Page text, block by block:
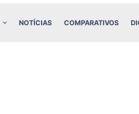
NOTÍCIAS COMPARATIVOS